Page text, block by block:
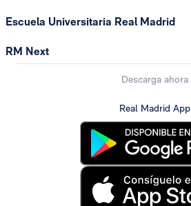
Escuela Universitaria Real Madrid
RM Next
Descarga ahora
Real Madrid App